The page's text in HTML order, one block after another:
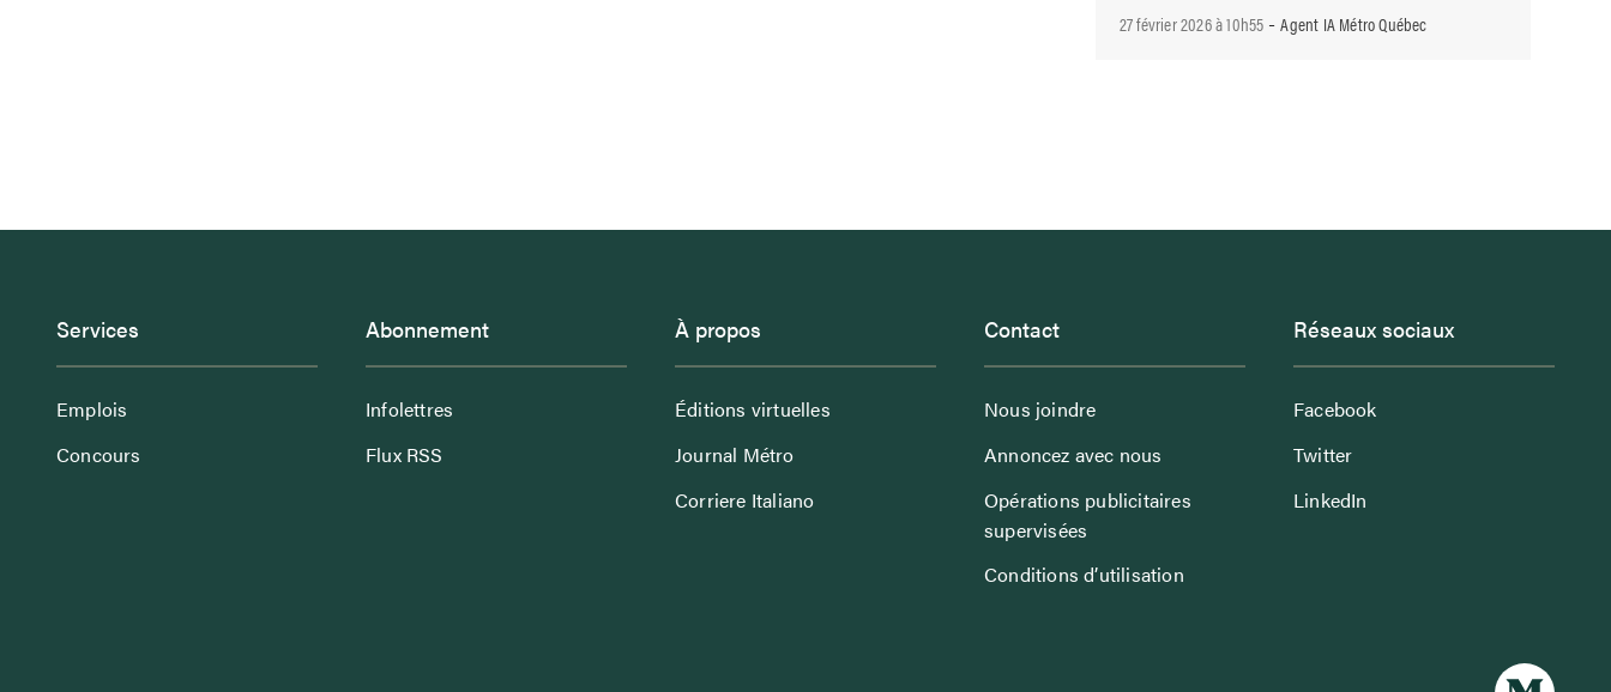
27 février 2026 à 10h55 -Agent IA Métro Québec
Services
Emplois
Concours
Abonnement
Infolettres
Flux RSS
À propos
Éditions virtuelles
Journal Métro
Corriere Italiano
Contact
Nous joindre
Annoncez avec nous
Opérations publicitaires
supervisées
Conditions d’utilisation
Réseaux sociaux
Facebook
Twitter
LinkedIn